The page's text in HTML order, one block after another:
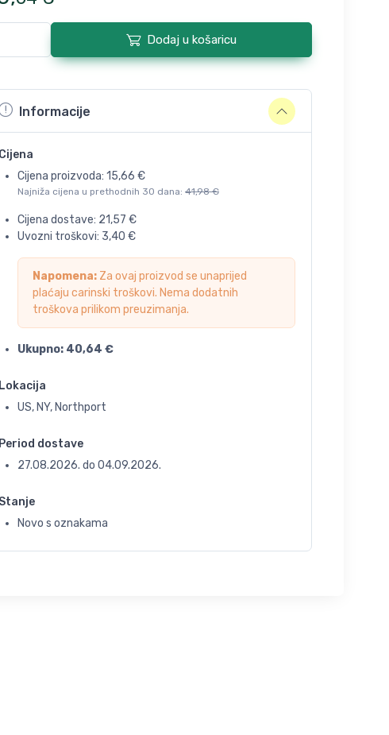
Dodaj u košaricu
Informacije
Cijena
Cijena proizvoda: 15,66 €
Najniža cijena u prethodnih 30 dana: 41,98 €
Cijena dostave: 21,57 €
Uvozni troškovi: 3,40 €
Napomena:Za ovaj proizvod se unaprijed
plaćaju carinski troškovi. Nema dodatnih
troškova prilikom preuzimanja.
Ukupno: 40,64 €
Lokacija
US, NY, Northport
Period dostave
27.08.2026. do 04.09.2026.
Stanje
Novo s oznakama